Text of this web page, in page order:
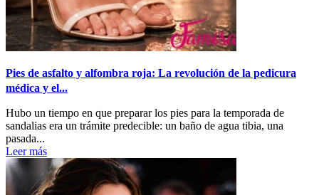
Pies de asfalto y alfombra roja: La revolución de la pedicura
médica y el...
Hubo un tiempo en que preparar los pies para la temporada de
sandalias era un trámite predecible: un baño de agua tibia, una
pasada...
Leer más